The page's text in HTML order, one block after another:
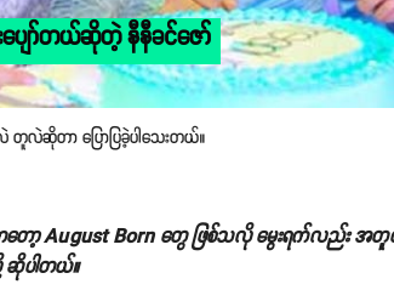
ျော်တယ်ဆိုတဲ့ နီနီခင်ဇော်
ဆိုတာ ပြောပြခဲ့ပါသေးတယ်။
ော့ August Born တွေ ဖြစ်သလို မွေးရက်လည်း အတူတူ
ဆိုပါတယ်။